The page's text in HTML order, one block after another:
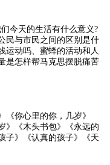
今天的生活有什么意义?
民与市民之间的区别是什
运动吗、蜜蜂的活动和人
是怎样帮马克思摆脱痛苦
《你心里的你，几岁》
》《木头书包》《永远的
子》《认真的孩子》《天